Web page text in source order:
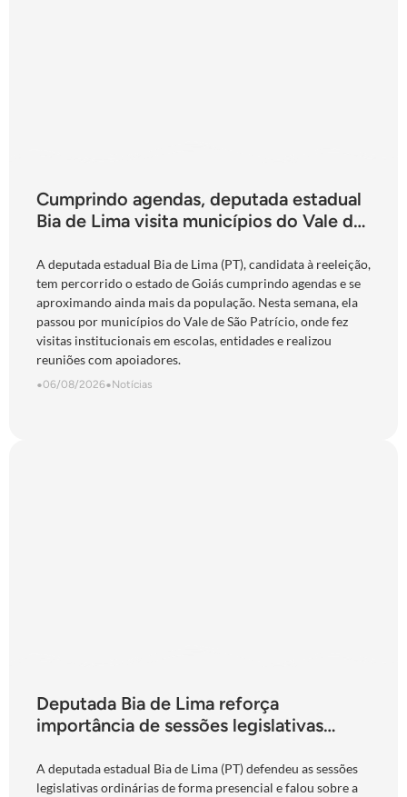
Cumprindo agendas, deputada estadual
Bia de Lima visita municípios do Vale do
A deputada estadual Bia de Lima (PT), candidata à reeleição,
tem percorrido o estado de Goiás cumprindo agendas e se
aproximando ainda mais da população. Nesta semana, ela
passou por municípios do Vale de São Patrício, onde fez
visitas institucionais em escolas, entidades e realizou
reuniões com apoiadores.
•06/08/2026•Notícias
Deputada Bia de Lima reforça
importância de sessões legislativas
“obrigação com o povo de Goiás”
A deputada estadual Bia de Lima (PT) defendeu as sessões
legislativas ordinárias de forma presencial e falou sobre a